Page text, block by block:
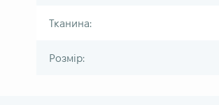
Тканина:
Розмір: